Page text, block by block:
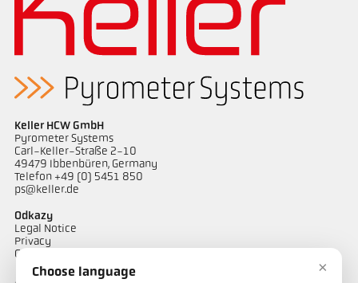
Keller HCW GmbH
Pyrometer Systems
Carl-Keller-Straße 2-10
49479 Ibbenbüren, Germany
Telefon +49 (0) 5451 850
ps@keller.de
Odkazy
Legal Notice
Privacy
GTC
×
Choose language